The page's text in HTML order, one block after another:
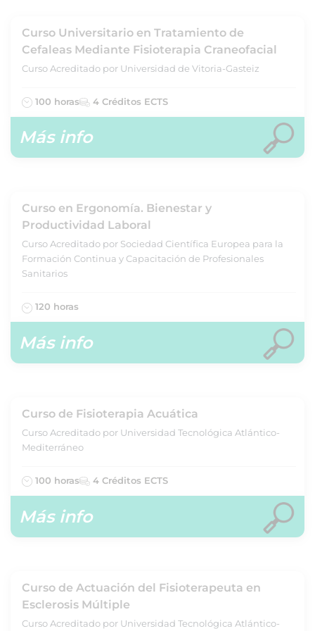
Curso Universitario en Tratamiento de
Cefaleas Mediante Fisioterapia Craneofacial
Curso Acreditado por Universidad de Vitoria-Gasteiz
100 horas 4 Créditos ECTS
Más info
Curso en Ergonomía. Bienestar y
Productividad Laboral
Curso Acreditado por Sociedad Científica Europea para la
Formación Continua y Capacitación de Profesionales
Sanitarios
120 horas
Más info
Curso de Fisioterapia Acuática
Curso Acreditado por Universidad Tecnológica Atlántico-
Mediterráneo
100 horas 4 Créditos ECTS
Más info
Curso de Actuación del Fisioterapeuta en
Esclerosis Múltiple
Curso Acreditado por Universidad Tecnológica Atlántico-